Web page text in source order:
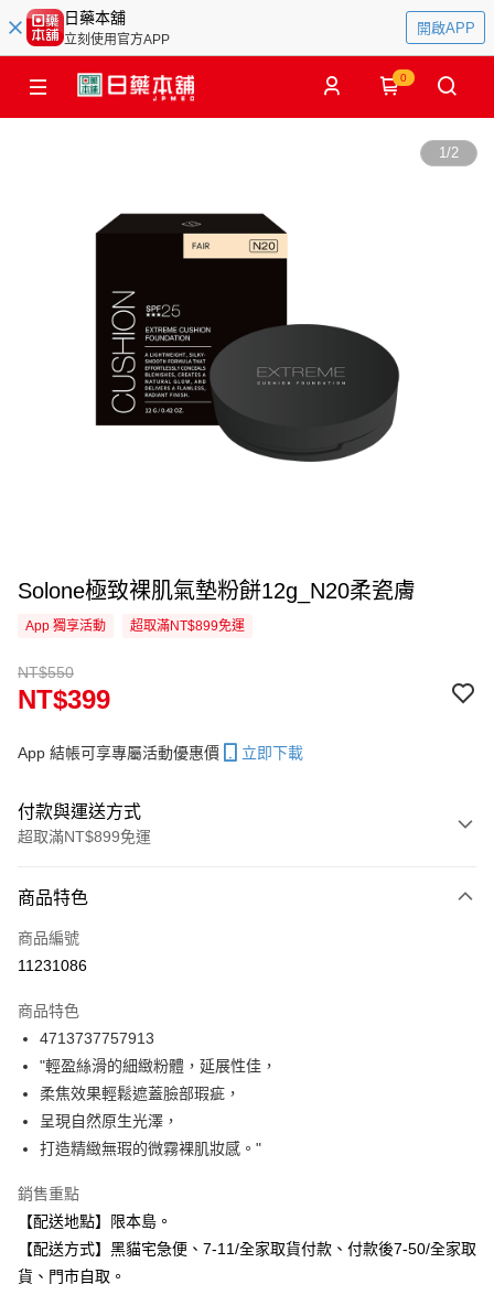
日藥本舖
立刻使用官方APP
開啟APP
0
1/2
Solone極致裸肌氣墊粉餅12g_N20柔瓷膚
App 獨享活動 超取滿NT$899免運
NT$550
NT$399
App 結帳可享專屬活動優惠價 立即下載
付款與運送方式
超取滿NT$899免運
信用卡一次付款
信用卡分期付款
合作金庫商業銀行
華南商業銀行
上海商業儲蓄銀行
台北富邦商業銀行
國泰世華商業銀行
臺灣中小企業銀行
匯豐（台灣）商業銀行
聯邦商業銀行
元大商業銀行
台新國際商業銀行
台灣樂天信用卡公司
LINE Pay
Apple Pay
街口支付
悠遊付
Google Pay
全盈+PAY
商品特色
商品編號
11231086
商品特色
4713737757913
"輕盈絲滑的細緻粉體，延展性佳，
柔焦效果輕鬆遮蓋臉部瑕疵，
呈現自然原生光澤，
打造精緻無瑕的微霧裸肌妝感。"
銷售重點
【配送地點】限本島。
【配送方式】黑貓宅急便、7-11/全家取貨付款、付款後7-50/全家取
貨、門市自取。